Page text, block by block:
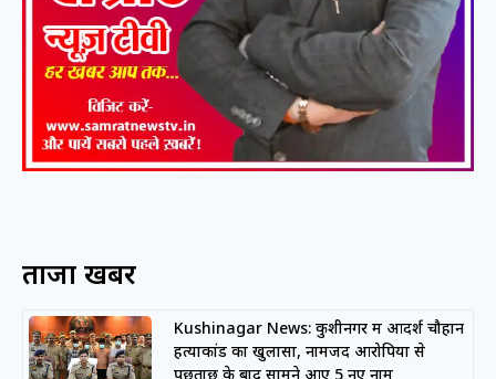
ताजा खबरें
Kushinagar News: कुशीनगर में आदर्श चौहान
हत्याकांड का खुलासा, नामजद आरोपियों से
पूछताछ के बाद सामने आए 5 नए नाम